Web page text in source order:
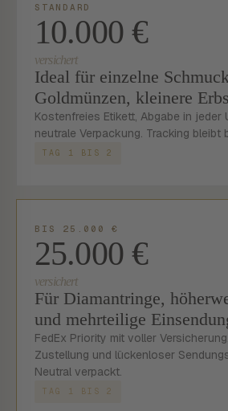
STANDARD
10.000 €
versichert
Ideal für einzelne
Goldmünzen, kleinere
Kostenfreies Etikett, Abgabe in jeder
neutrale Verpackung. Tracking bleibt
TAG 1 BIS 2
BIS 25.000 €
25.000 €
versichert
Für Diamantringe,
und mehrteilige
FedEx Priority mit voller
Zustellung und lückenloser
Neutral verpackt.
TAG 1 BIS 2